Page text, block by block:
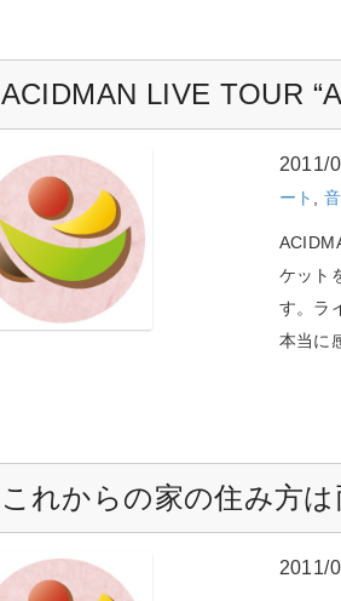
ACIDMAN LIVE TOUR
2011/
ート
,
ケット
す。ラ
本当に
これからの家の住み方
2011/